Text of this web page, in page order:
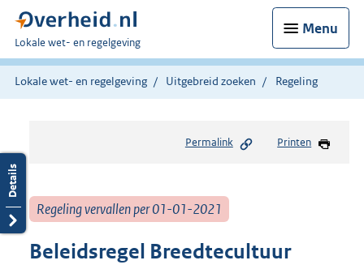
Menu
U
bent
hier:
Lokale wet- en regelgeving
Lokale wet- en regelgeving Uitgebreid zoeken Regeling
Permalink Printen
Regeling vervallen per 01-01-2021
Beleidsregel Breedtecultuur